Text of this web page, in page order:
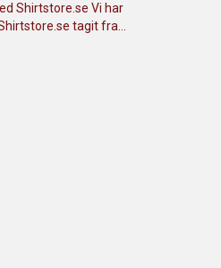
Shirtstore.se Vi har
tagit fra...